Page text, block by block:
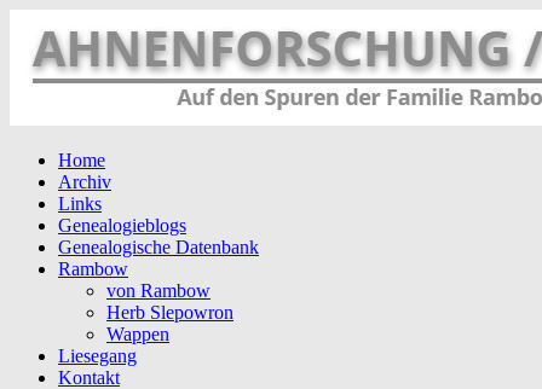
Home
Archiv
Links
Genealogieblogs
Genealogische Datenbank
Rambow
von Rambow
Herb Slepowron
Wappen
Liesegang
Kontakt